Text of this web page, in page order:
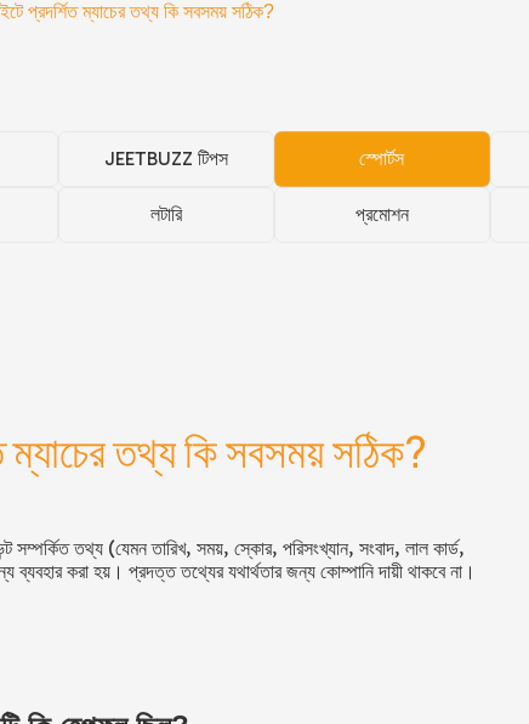
প্রদর্শিত ম্যাচের তথ্য কি সবসময় সঠিক?
JEETBUZZ টিপস স্পোর্টস
লটারি প্রমোশন
ম্যাচের তথ্য কি সবসময় সঠিক?
সম্পর্কিত তথ্য (যেমন তারিখ, সময়, স্কোর, পরিসংখ্যান, সংবাদ, লাল কার্ড,
ব্যবহার করা হয়। প্রদত্ত তথ্যের যথার্থতার জন্য কোম্পানি দায়ী থাকবে না।